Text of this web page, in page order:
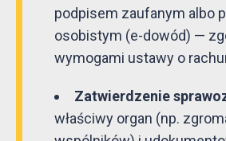
podpisem zaufanym albo
osobistym (e-dowód) —
wymogami ustawy o
Zatwierdzenie
właściwy organ (np.